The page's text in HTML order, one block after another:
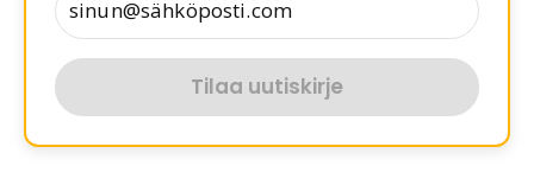
Tilaa uutiskirje